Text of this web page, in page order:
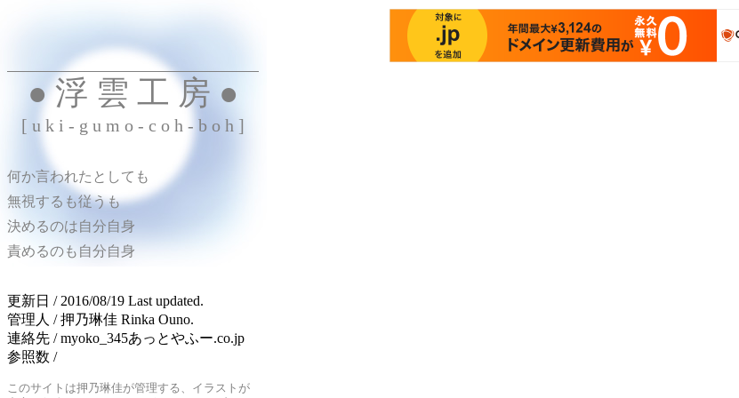
● 浮 雲 工 房 ●
[ u k i - g u m o - c o h - b o h ]
何か言われたとしても
無視するも従うも
決めるのは自分自身
責めるのも自分自身
更新日 / 2016/08/19 Last updated.
管理人 / 押乃琳佳 Rinka Ouno.
連絡先 / myoko_345あっとやふー.co.jp
参照数 /
このサイトは押乃琳佳が管理する、イラストが